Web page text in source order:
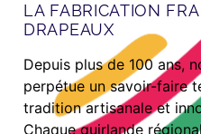
LA FABRICATION
DRAPEAUX
Depuis plus de 100 ans,
perpétue un savoir-faire
tradition artisanale et
Chaque guirlande